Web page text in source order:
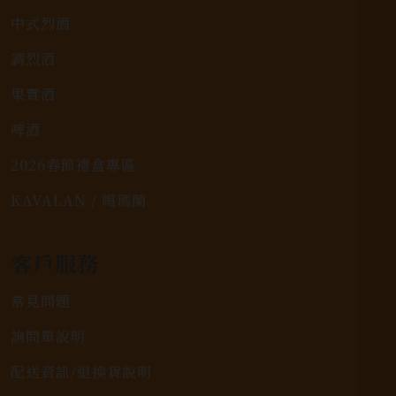
中式烈酒
調烈酒
果實酒
啤酒
2026春節禮盒專區
KAVALAN / 噶瑪蘭
常見問題
詢問單說明
配送資訊/退換貨說明